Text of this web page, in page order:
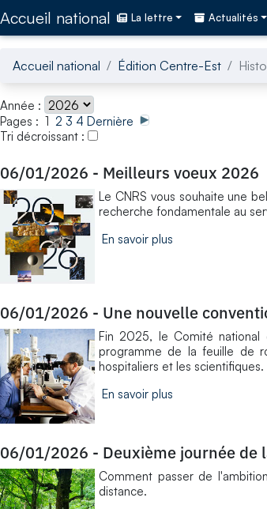
Accueil national La lettre Actualités
Accueil national Édition Centre-Est
Année :
Pages : 1 2 3 4 Dernière
Tri décroissant :
06/01/2026 - Meilleurs voeux 2026
Le CNRS vous souhaite une
recherche fondamentale au
En savoir plus
06/01/2026 - Une nouvelle
Fin 2025, le Comité national
programme de la feuille de
hospitaliers et les
En savoir plus
06/01/2026 - Deuxième journée
​Comment passer de
distance.